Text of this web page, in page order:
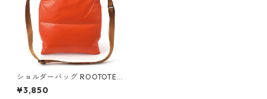
ショルダーバッグ ROOTOTE
ルートート サコッシュ.フェザ
ー.カラー ファスナー付き オレ
¥3,850